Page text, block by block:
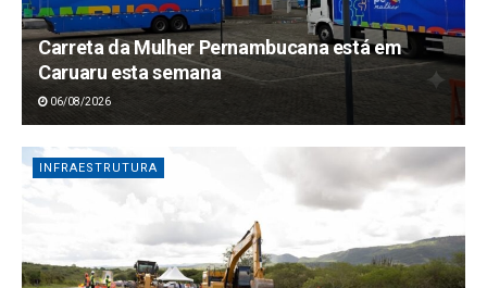
Carreta da Mulher Pernambucana está em
Caruaru esta semana
06/08/2026
INFRAESTRUTURA